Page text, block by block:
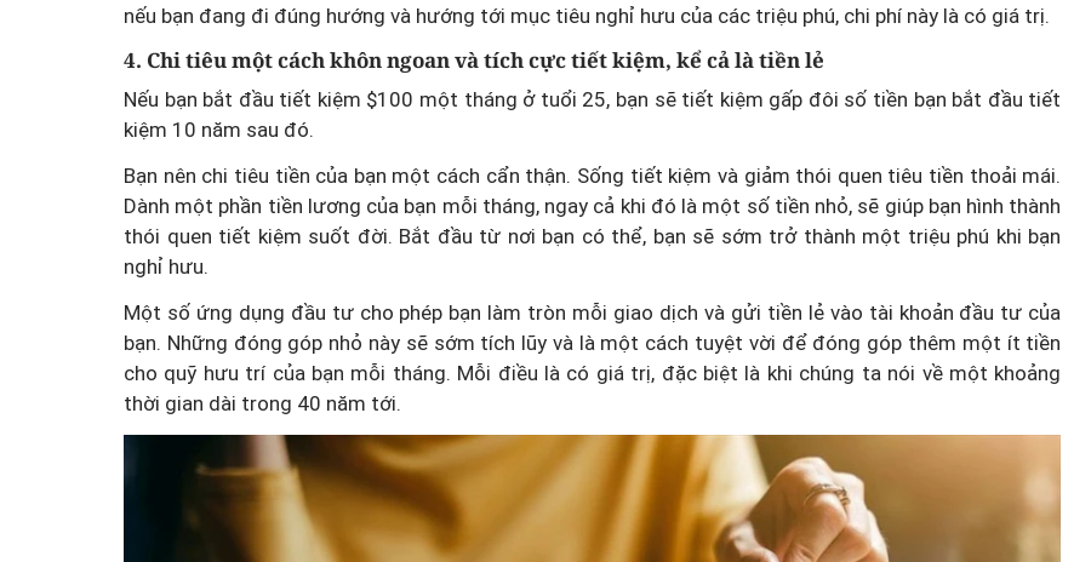
nếu bạn đang đi đúng hướng và hướng tới mục tiêu nghỉ hưu của các triệu phú, chi phí này là có giá trị.
4. Chi tiêu một cách khôn ngoan và tích cực tiết kiệm, kể cả là tiền lẻ
Nếu bạn bắt đầu tiết kiệm $100 một tháng ở tuổi 25, bạn sẽ tiết kiệm gấp đôi số tiền bạn bắt đầu tiết
kiệm 10 năm sau đó.
Bạn nên chi tiêu tiền của bạn một cách cẩn thận. Sống tiết kiệm và giảm thói quen tiêu tiền thoải mái.
Dành một phần tiền lương của bạn mỗi tháng, ngay cả khi đó là một số tiền nhỏ, sẽ giúp bạn hình thành
thói quen tiết kiệm suốt đời. Bắt đầu từ nơi bạn có thể, bạn sẽ sớm trở thành một triệu phú khi bạn
nghỉ hưu.
Một số ứng dụng đầu tư cho phép bạn làm tròn mỗi giao dịch và gửi tiền lẻ vào tài khoản đầu tư của
bạn. Những đóng góp nhỏ này sẽ sớm tích lũy và là một cách tuyệt vời để đóng góp thêm một ít tiền
cho quỹ hưu trí của bạn mỗi tháng. Mỗi điều là có giá trị, đặc biệt là khi chúng ta nói về một khoảng
thời gian dài trong 40 năm tới.